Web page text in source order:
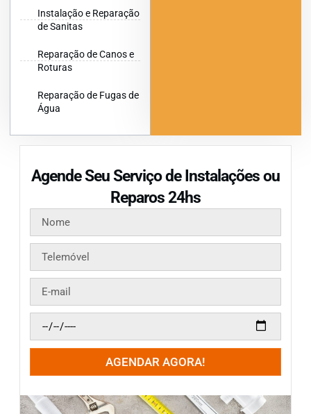
Instalação e Reparação
de Sanitas
Reparação de Canos e
Roturas
Reparação de Fugas de
Água
Agende Seu Serviço de Instalações ou
Reparos 24hs
AGENDAR AGORA!